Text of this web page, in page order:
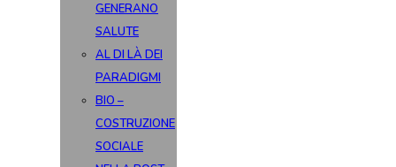
GENERANO
SALUTE
AL DI LÀ DEI
PARADIGMI
BIO –
COSTRUZIONE
SOCIALE